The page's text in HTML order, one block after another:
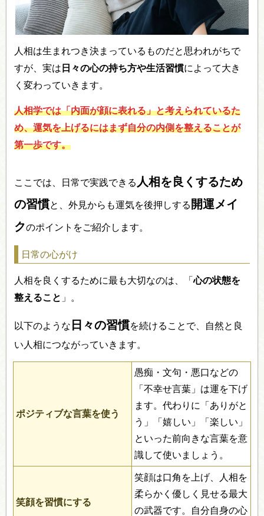
人相は生まれつき決まっているものだと思われがちで
すが、実は 日々の心の持ち方や生活習慣によって大き
く変わっていきます。
人相学では「内面が顔に表れる」と考えられているた
め、運気を上げるにはまず自分の内側を整えることが
第一歩です。
ここでは、日常で実践できる 人相を良くするため
の習慣と、外見からも運気を後押しする 開運メイ
クのポイントをご紹介します。
日常の心がけ
人相を良くするために最も大切なのは、「心の状態を
整えること 」。
以下のような 日々の習慣を続けることで、自然と良
い人相につながっていきます。
ポジティブな言葉を使う
愚痴・文句・悪口などの
「不幸せ言葉」は運を下げ
ます。代わりに「ありがと
う」「嬉しい」「楽しい」
といった前向きな言葉を意
識して使いましょう。
笑顔を習慣にする
笑顔は口角を上げ、人相を
柔らかく優しく見せる最大
の武器です。自分自身の心